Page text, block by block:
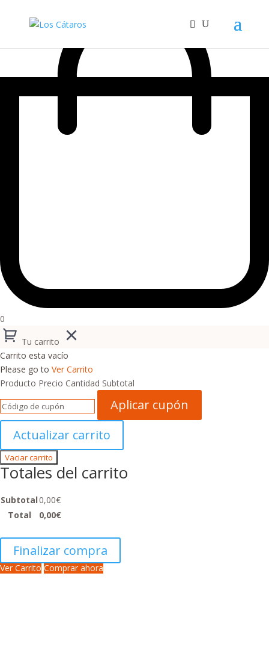
0
Tu carrito
Carrito esta vacío
Please go to Ver Carrito
Producto Precio Cantidad Subtotal
Aplicar cupón
Actualizar carrito
Vaciar carrito
Totales del carrito
Subtotal0,00€
Total
0,00€
Finalizar compra
Ver Carrito Comprar ahora